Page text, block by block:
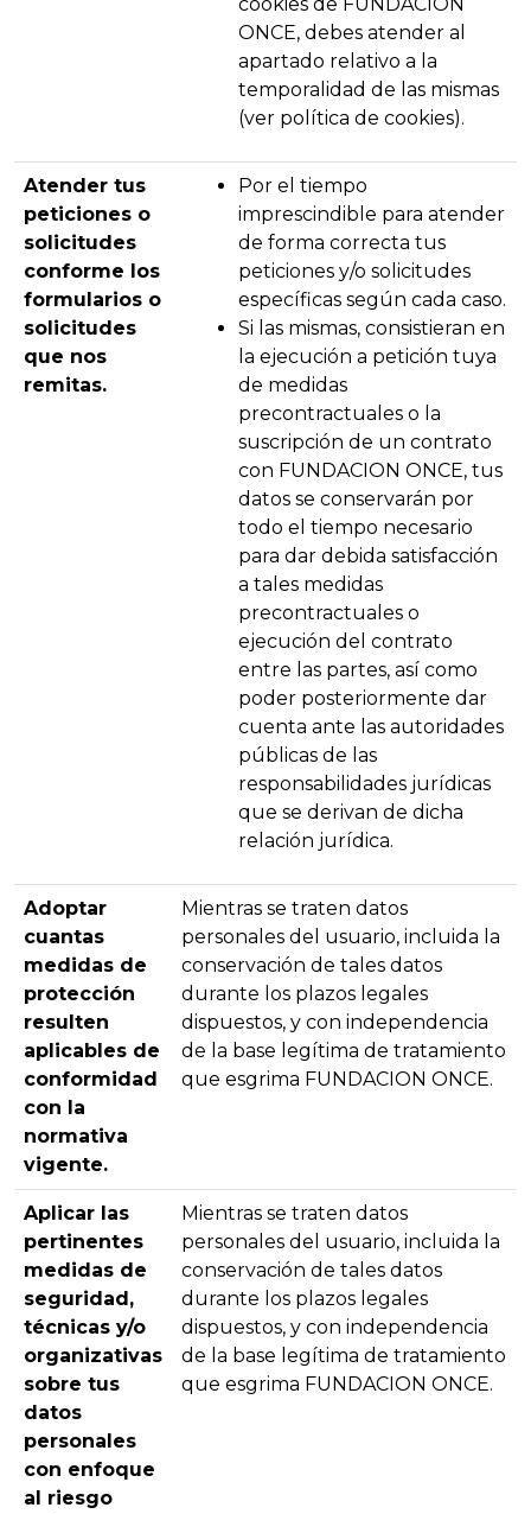
ONCE, debes atender al
apartado relativo a la
temporalidad de las mismas
(ver política de cookies).
Atender tus
peticiones o
solicitudes
conforme los
formularios o
solicitudes
que nos
remitas.
Por el tiempo
imprescindible para atender
de forma correcta tus
peticiones y/o solicitudes
específicas según cada caso.
Si las mismas, consistieran en
la ejecución a petición tuya
de medidas
precontractuales o la
suscripción de un contrato
con FUNDACION ONCE, tus
datos se conservarán por
todo el tiempo necesario
para dar debida satisfacción
a tales medidas
precontractuales o
ejecución del contrato
entre las partes, así como
poder posteriormente dar
cuenta ante las autoridades
públicas de las
responsabilidades jurídicas
que se derivan de dicha
relación jurídica.
Adoptar
cuantas
medidas de
protección
resulten
aplicables de
conformidad
con la
normativa
vigente.
Mientras se traten datos
personales del usuario, incluida la
conservación de tales datos
durante los plazos legales
dispuestos, y con independencia
de la base legítima de tratamiento
que esgrima FUNDACION ONCE.
Aplicar las
pertinentes
medidas de
seguridad,
técnicas y/o
organizativas
sobre tus
datos
personales
con enfoque
al riesgo
Mientras se traten datos
personales del usuario, incluida la
conservación de tales datos
durante los plazos legales
dispuestos, y con independencia
de la base legítima de tratamiento
que esgrima FUNDACION ONCE.